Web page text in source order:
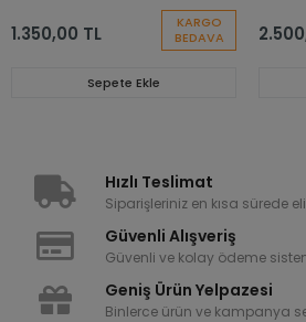
KARGO
BEDAVA
1.350,00 TL
Sepete Ekle
Hızlı Teslimat
Siparişleriniz en kısa sürede
Güvenli Alışveriş
Güvenli ve kolay ödeme
Geniş Ürün Yelpazesi
Binlerce ürün ve kampanya